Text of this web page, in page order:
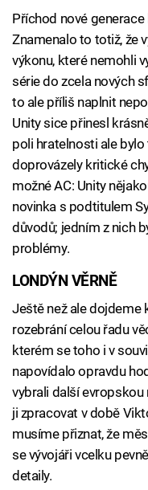
Příchod nové
Znamenalo to totiž, že
výkonu, které nemohli
série do zcela nových
to ale příliš naplnit
Unity sice přinesl
poli hratelnosti ale
doprovázely kritické
možné AC: Unity
novinka s podtitulem
důvodů; jedním z nich
problémy.
LONDÝN VĚRNĚ
Ještě než ale dojdeme
rozebrání celou řadu
kterém se toho i v
napovídalo opravdu
vybrali další
ji zpracovat v době
musíme přiznat, že
se vývojáři vcelku
detaily.